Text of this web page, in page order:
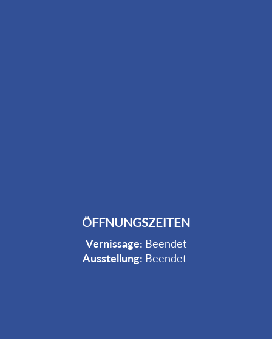
ÖFFNUNGSZEITEN
Vernissage: Beendet
Ausstellung: Beendet